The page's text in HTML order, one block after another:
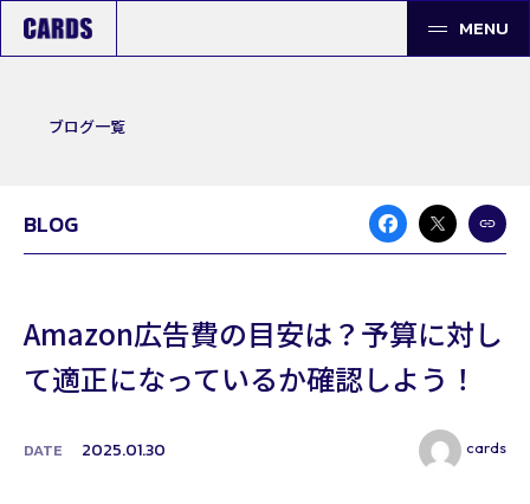
MENU
ブログ一覧
BLOG
Amazon広告費の目安は？予算に対し
て適正になっているか確認しよう！
DATE 2025.01.30 cards